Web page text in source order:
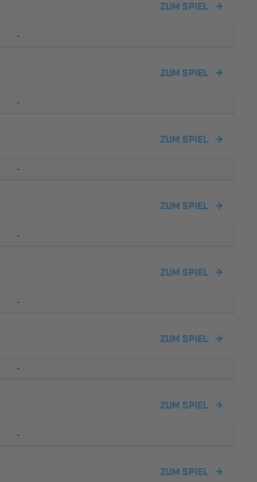
ZUM SPIEL
-
ZUM SPIEL
-
ZUM SPIEL
-
ZUM SPIEL
-
ZUM SPIEL
-
ZUM SPIEL
-
ZUM SPIEL
-
ZUM SPIEL